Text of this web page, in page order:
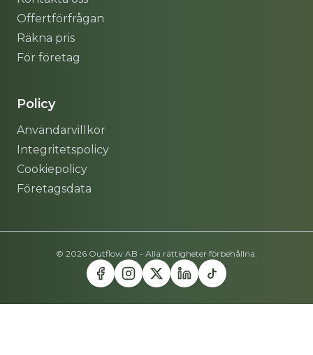
Offertförfrågan
Räkna pris
För företag
Policy
Användarvillkor
Integritetspolicy
Cookiepolicy
Företagsdata
© 2026 Outflow AB - Alla rättigheter förbehållna.